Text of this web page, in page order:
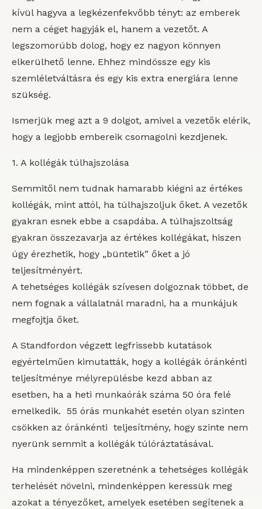
kívül hagyva a legkézenfekvőbb tényt: az emberek
nem a céget hagyják el, hanem a vezetőt. A
legszomorúbb dolog, hogy ez nagyon könnyen
elkerülhető lenne. Ehhez mindössze egy kis
szemléletváltásra és egy kis extra energiára lenne
szükség.
Ismerjük meg azt a 9 dolgot, amivel a vezetők elérik,
hogy a legjobb embereik csomagolni kezdjenek.
1. A kollégák túlhajszolása
Semmitől nem tudnak hamarabb kiégni az értékes
kollégák, mint attól, ha túlhajszoljuk őket. A vezetők
gyakran esnek ebbe a csapdába. A túlhajszoltság
gyakran összezavarja az értékes kollégákat, hiszen
úgy érezhetik, hogy „büntetik” őket a jó
teljesítményért.
A tehetséges kollégák szívesen dolgoznak többet, de
nem fognak a vállalatnál maradni, ha a munkájuk
megfojtja őket.
A Standfordon végzett legfrissebb kutatások
egyértelműen kimutatták, hogy a kollégák óránkénti
teljesítménye mélyrepülésbe kezd abban az
esetben, ha a heti munkaórák száma 50 óra felé
emelkedik. 55 órás munkahét esetén olyan szinten
csökken az óránkénti teljesítmény, hogy szinte nem
nyerünk semmit a kollégák túlóráztatásával.
Ha mindenképpen szeretnénk a tehetséges kollégák
terhelését növelni, mindenképpen keressük meg
azokat a tényezőket, amelyek esetében segítenek a